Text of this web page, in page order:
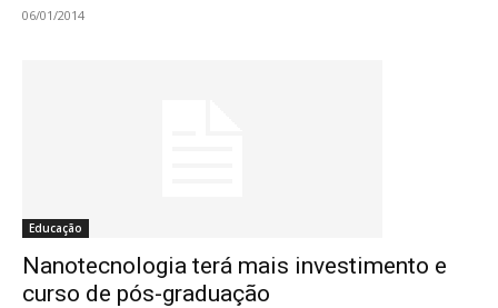
06/01/2014
Educação
Nanotecnologia terá mais investimento e
curso de pós-graduação